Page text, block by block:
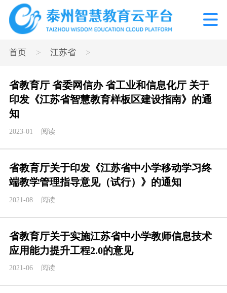
首页 > 江苏省 >
省教育厅 省委网信办 省工业和信息化厅 关于
印发《江苏省智慧教育样板区建设指南》的通
知
2023-01 阅读
省教育厅关于印发《江苏省中小学移动学习终
端教学管理指导意见（试行）》的通知
2021-08 阅读
省教育厅关于实施江苏省中小学教师信息技术
应用能力提升工程2.0的意见
2021-06 阅读